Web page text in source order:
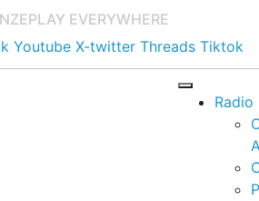
PLAY EVERYWHERE
Youtube X-twitter Threads Tiktok
Radio